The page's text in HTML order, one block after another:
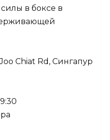
в боксе в
Chiat Rd, Сингапур